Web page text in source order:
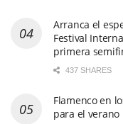
Arranca el
Festival
primera
437 SHARES
Flamenco en
para el